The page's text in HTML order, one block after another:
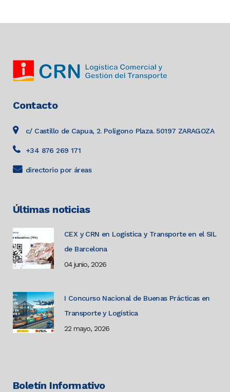
Contacto
c/ Castillo de Capua, 2. Polígono Plaza. 50197 ZARAGOZA
+34 876 269 171
directorio por áreas
Últimas noticias
CEX y CRN en Logística y Transporte en el SIL
de Barcelona
04 junio, 2026
I Concurso Nacional de Buenas Prácticas en
Transporte y Logística
22 mayo, 2026
Boletín Informativo